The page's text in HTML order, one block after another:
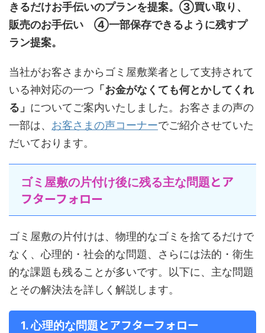
きるだけお手伝いのプランを提案。③買い取り、
販売のお手伝い ④一部保存できるように残すプ
ラン提案。
当社がお客さまからゴミ屋敷業者として支持されて
いる神対応の一つ 「お金がなくても何とかしてくれ
る」 についてご案内いたしました。お客さまの声の
一部は、 お客さまの声コーナーでご紹介させていた
だいております。
ゴミ屋敷の片付け後に残る主な問題とア
フターフォロー
ゴミ屋敷の片付けは、物理的なゴミを捨てるだけで
なく、心理的・社会的な問題、さらには法的・衛生
的な課題も残ることが多いです。以下に、主な問題
とその解決法を詳しく解説します。
1. 心理的な問題とアフターフォロー